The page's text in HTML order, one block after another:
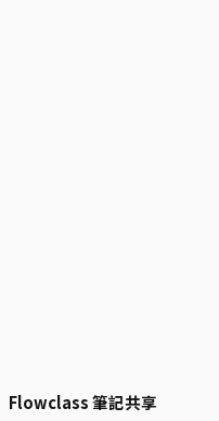
Flowclass 筆記共享